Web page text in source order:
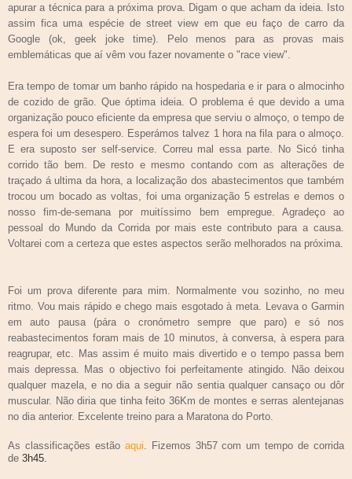
apurar a técnica para a próxima prova. Digam o que acham da ideia. Isto
assim fica uma espécie de street view em que eu faço de carro da
Google (ok, geek joke time).
Pelo menos para as provas mais
emblemáticas que aí vêm vou fazer novamente o "race view".
Era tempo de tomar um banho rápido na hospedaria e ir para o almocinho
de cozido de grão. Que óptima ideia. O problema é que devido a uma
organização pouco eficiente da empresa que serviu o almoço, o tempo de
espera foi um desespero. Esperámos talvez 1 hora na fila para o almoço.
E era suposto ser self-service. Correu mal essa parte. No Sicó tinha
corrido tão bem.
De resto e mesmo contando com as alterações de
traçado á ultima da hora, a localização dos abastecimentos que também
trocou um bocado as voltas, foi uma organização 5 estrelas e demos o
nosso fim-de-semana por muitíssimo bem empregue. Agradeço ao
pessoal do Mundo da Corrida por mais este contributo para a causa.
Voltarei com a certeza que estes aspectos serão melhorados na próxima.
Foi um prova diferente para mim. Normalmente vou sozinho, no meu
ritmo. Vou mais rápido e chego mais esgotado à meta. Levava o Garmin
em auto pausa (pára o cronómetro sempre que paro) e só nos
reabastecimentos foram mais de 10 minutos, à conversa, à espera para
reagrupar, etc. Mas assim é muito mais divertido e o tempo passa bem
mais depressa. Mas o objectivo foi perfeitamente atingido. Não deixou
qualquer mazela, e no dia a seguir não sentia qualquer cansaço ou dôr
muscular. Não diria que tinha feito 36Km de montes e serras alentejanas
no dia anterior. Excelente treino para a Maratona do Porto.
As classificações estão aqui . Fizemos 3h57 com um tempo de corrida
de 3h45.